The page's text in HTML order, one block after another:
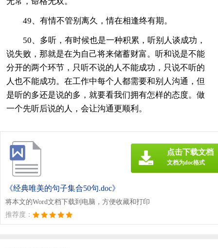
49、有情不管别离久，情在相逢终有期。
50、多听，有时候也是一种积累，听别人谈成功，
说失败，那就是在为自己将来储蓄财富。听和说是不能
分开的两个环节，只听不说的人不能成功，只说不听的
人也不能成功。在工作中每个人都需要和别人沟通，但
是听的多还是说的多，就要看我们拥有怎样的态度。做
一个先听后说的人，会让沟通更顺利。
《经典唯美的句子集合50句.doc》
将本文的Word文档下载到电脑，方便收藏和打印
推荐度：
点击下载文档
文档为doc格式